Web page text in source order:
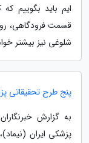
ایم باید بگوییم
قسمت فرودگاهی،
شلوغی نیز بیشتر
پنج طرح تحقیقاتی
به گزارش